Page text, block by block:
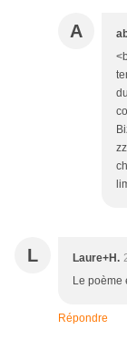
A
L Laure+H.
Le poème
Répondre